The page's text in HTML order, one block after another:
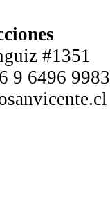
#1351
9 6496 9983